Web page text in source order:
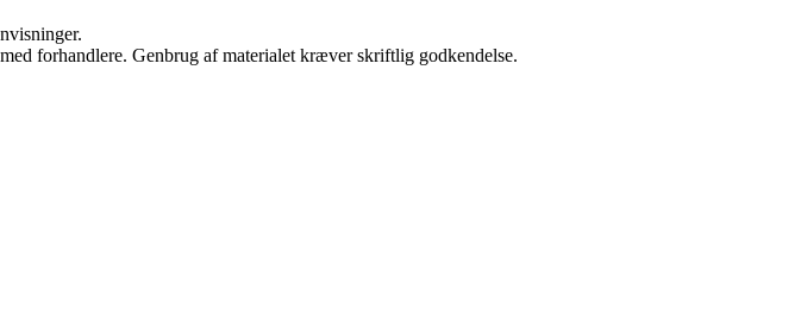
forhandlere. Genbrug af materialet kræver skriftlig godkendelse.